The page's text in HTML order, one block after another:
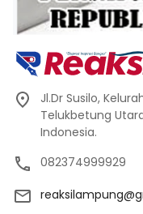
Jl.Dr Susilo,
Telukbetung
Indonesia.
082374999929